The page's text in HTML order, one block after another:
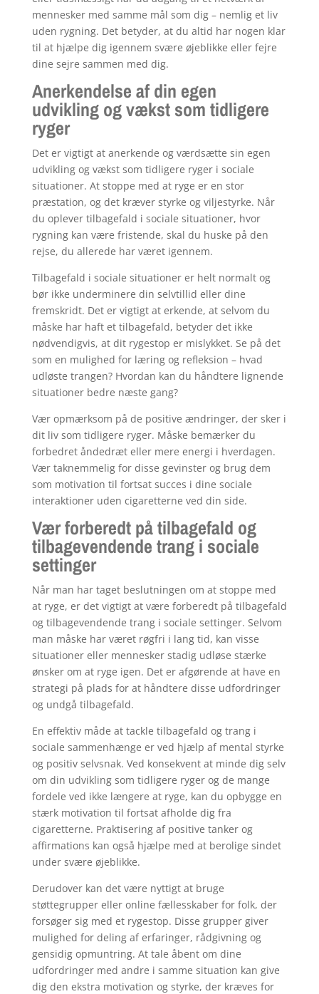
mennesker med samme mål som dig – nemlig et liv
uden rygning. Det betyder, at du altid har nogen klar
til at hjælpe dig igennem svære øjeblikke eller fejre
dine sejre sammen med dig.
Anerkendelse af din egen
udvikling og vækst som tidligere
ryger
Det er vigtigt at anerkende og værdsætte sin egen
udvikling og vækst som tidligere ryger i sociale
situationer. At stoppe med at ryge er en stor
præstation, og det kræver styrke og viljestyrke. Når
du oplever tilbagefald i sociale situationer, hvor
rygning kan være fristende, skal du huske på den
rejse, du allerede har været igennem.
Tilbagefald i sociale situationer er helt normalt og
bør ikke underminere din selvtillid eller dine
fremskridt. Det er vigtigt at erkende, at selvom du
måske har haft et tilbagefald, betyder det ikke
nødvendigvis, at dit rygestop er mislykket. Se på det
som en mulighed for læring og refleksion – hvad
udløste trangen? Hvordan kan du håndtere lignende
situationer bedre næste gang?
Vær opmærksom på de positive ændringer, der sker i
dit liv som tidligere ryger. Måske bemærker du
forbedret åndedræt eller mere energi i hverdagen.
Vær taknemmelig for disse gevinster og brug dem
som motivation til fortsat succes i dine sociale
interaktioner uden cigaretterne ved din side.
Vær forberedt på tilbagefald og
tilbagevendende trang i sociale
settinger
Når man har taget beslutningen om at stoppe med
at ryge, er det vigtigt at være forberedt på tilbagefald
og tilbagevendende trang i sociale settinger. Selvom
man måske har været røgfri i lang tid, kan visse
situationer eller mennesker stadig udløse stærke
ønsker om at ryge igen. Det er afgørende at have en
strategi på plads for at håndtere disse udfordringer
og undgå tilbagefald.
En effektiv måde at tackle tilbagefald og trang i
sociale sammenhænge er ved hjælp af mental styrke
og positiv selvsnak. Ved konsekvent at minde dig selv
om din udvikling som tidligere ryger og de mange
fordele ved ikke længere at ryge, kan du opbygge en
stærk motivation til fortsat afholde dig fra
cigaretterne. Praktisering af positive tanker og
affirmations kan også hjælpe med at berolige sindet
under svære øjeblikke.
Derudover kan det være nyttigt at bruge
støttegrupper eller online fællesskaber for folk, der
forsøger sig med et rygestop. Disse grupper giver
mulighed for deling af erfaringer, rådgivning og
gensidig opmuntring. At tale åbent om dine
udfordringer med andre i samme situation kan give
dig den ekstra motivation og styrke, der kræves for